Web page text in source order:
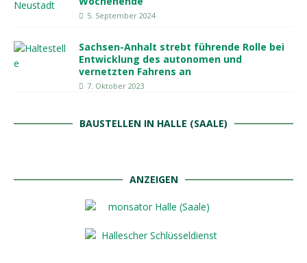
5. September 2024
Sachsen-Anhalt strebt führende Rolle bei
Entwicklung des autonomen und
vernetzten Fahrens an
7. Oktober 2023
BAUSTELLEN IN HALLE (SAALE)
ANZEIGEN